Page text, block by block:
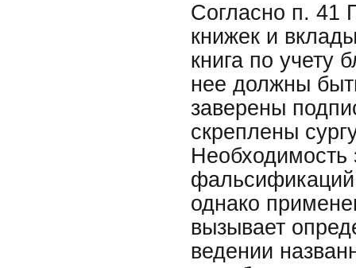
Согласно п. 41
книжек и
книга по учету
нее должны
заверены
скреплены
Необходимость
однако
вызывает
ведении